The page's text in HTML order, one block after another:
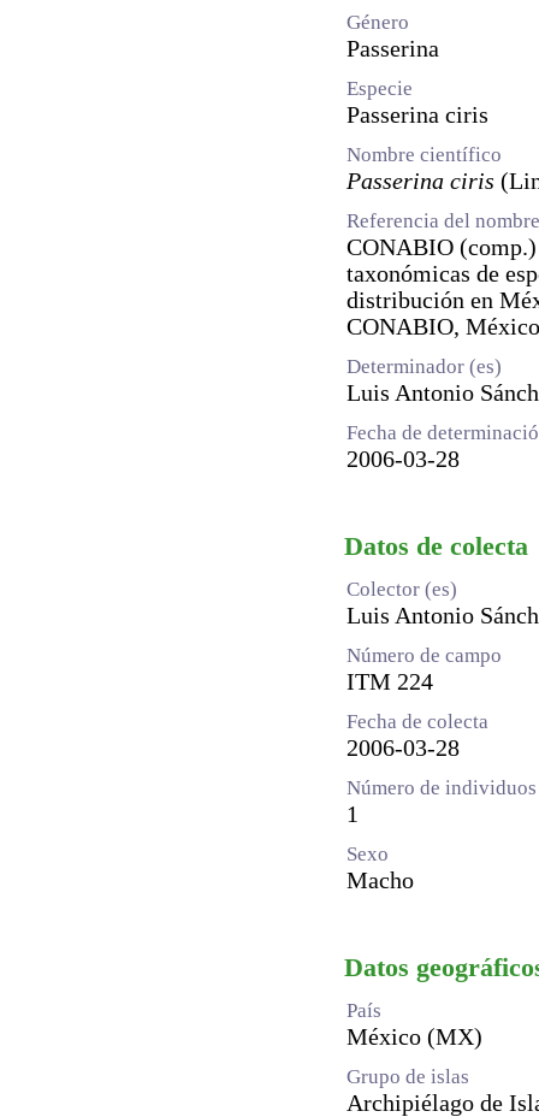
Género
Passerina
Especie
Passerina ciris
Nombre científico
Passerina ciris
Referencia del
CONABIO (comp.)
taxonómicas de
distribución en
CONABIO,
Determinador (es)
Luis Antonio
Fecha de
2006-03-28
Datos de colecta
Colector (es)
Luis Antonio
Número de campo
ITM 224
Fecha de colecta
2006-03-28
Número de
1
Sexo
Macho
Datos
País
México (MX)
Grupo de islas
Archipiélago de